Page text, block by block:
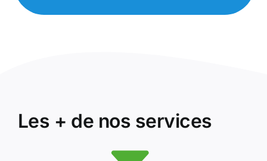
Les + de nos services